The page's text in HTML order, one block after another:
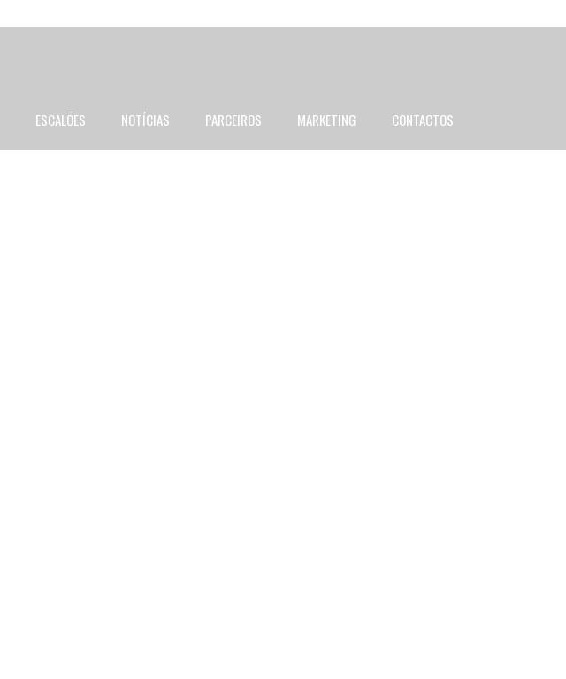
ESCALÕES NOTÍCIAS PARCEIROS MARKETING CONTACTOS